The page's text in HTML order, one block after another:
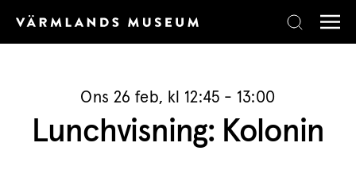
Ons 26 feb, kl 12:45 - 13:00
Lunchvisning: Kolonin